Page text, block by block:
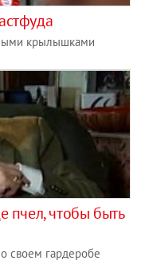
крылышками
пчел, чтобы быть
своем гардеробе